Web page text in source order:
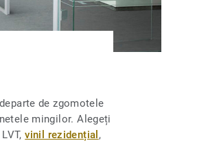
de zgomotele
mingilor. Alegeți
vinil rezidențial ,